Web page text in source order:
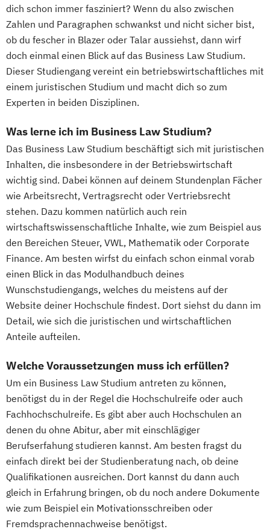
dich schon immer fasziniert? Wenn du also zwischen
Zahlen und Paragraphen schwankst und nicht sicher bist,
ob du fescher in Blazer oder Talar aussiehst, dann wirf
doch einmal einen Blick auf das Business Law Studium.
Dieser Studiengang vereint ein betriebswirtschaftliches mit
einem juristischen Studium und macht dich so zum
Experten in beiden Disziplinen.
Was lerne ich im Business Law Studium?
Das Business Law Studium beschäftigt sich mit juristischen
Inhalten, die insbesondere in der Betriebswirtschaft
wichtig sind. Dabei können auf deinem Stundenplan Fächer
wie Arbeitsrecht, Vertragsrecht oder Vertriebsrecht
stehen. Dazu kommen natürlich auch rein
wirtschaftswissenschaftliche Inhalte, wie zum Beispiel aus
den Bereichen Steuer, VWL, Mathematik oder Corporate
Finance. Am besten wirfst du einfach schon einmal vorab
einen Blick in das Modulhandbuch deines
Wunschstudiengangs, welches du meistens auf der
Website deiner Hochschule findest. Dort siehst du dann im
Detail, wie sich die juristischen und wirtschaftlichen
Anteile aufteilen.
Welche Voraussetzungen muss ich erfüllen?
Um ein Business Law Studium antreten zu können,
benötigst du in der Regel die Hochschulreife oder auch
Fachhochschulreife. Es gibt aber auch Hochschulen an
denen du ohne Abitur, aber mit einschlägiger
Berufserfahung studieren kannst. Am besten fragst du
einfach direkt bei der Studienberatung nach, ob deine
Qualifikationen ausreichen. Dort kannst du dann auch
gleich in Erfahrung bringen, ob du noch andere Dokumente
wie zum Beispiel ein Motivationsschreiben oder
Fremdsprachennachweise benötigst.